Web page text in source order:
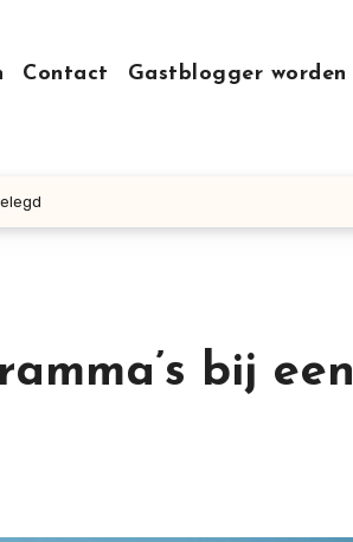
Contact Gastblogger worden
bij een